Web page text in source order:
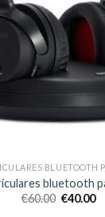
BLUETOOTH
bluetooth
€60.00 €40.00